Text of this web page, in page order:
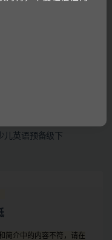
儿英语预备级下
简介中的内容不符，请在